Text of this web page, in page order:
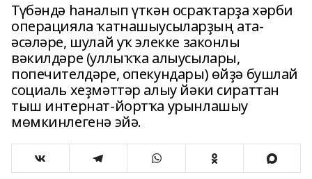
Түбәндә һаналып үткән осраҡтарҙа хәрби
операцияла ҡатнашыусыларҙың ата-
әсәләре, шулай уҡ элекке законлы
вәкилдәре (уллыҡҡа алыусылары,
попечителдәре, опекундары) өйҙә бушлай
социаль хеҙмәттәр алыу йәки сираттан
тыш интернат-йортҡа урынлашыу
мөмкинлегенә эйә.